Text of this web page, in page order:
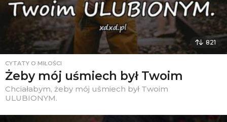
821
CYTATY O MIŁOŚCI
Żeby mój uśmiech był Twoim
Chciałabym, żeby mój uśmiech był Twoim
ULUBIONYM.